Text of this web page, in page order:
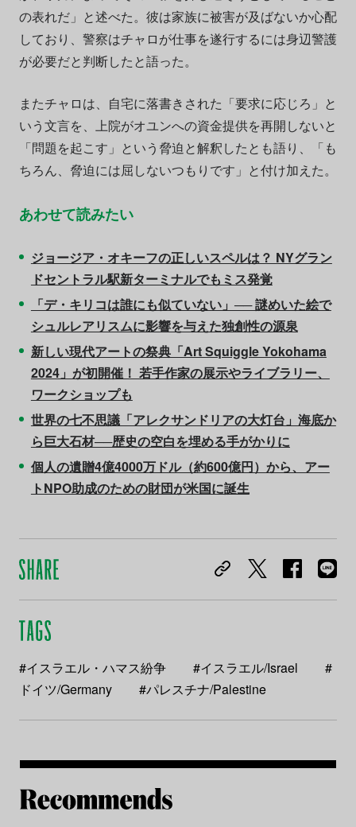
の表れだ」と述べた。彼は家族に被害が及ばないか心配
しており、警察はチャロが仕事を遂行するには身辺警護
が必要だと判断したと語った。
またチャロは、自宅に落書きされた「要求に応じろ」と
いう文言を、上院がオユンへの資金提供を再開しないと
「問題を起こす」という脅迫と解釈したとも語り、「も
ちろん、脅迫には屈しないつもりです」と付け加えた。
あわせて読みたい
ジョージア・オキーフの正しいスペルは？ NYグラン
ドセントラル駅新ターミナルでもミス発覚
「デ・キリコは誰にも似ていない」── 謎めいた絵で
シュルレアリスムに影響を与えた独創性の源泉
新しい現代アートの祭典「Art Squiggle Yokohama
2024」が初開催！ 若手作家の展示やライブラリー、
ワークショップも
世界の七不思議「アレクサンドリアの大灯台」海底か
ら巨大石材──歴史の空白を埋める手がかりに
個人の遺贈4億4000万ドル（約600億円）から、アー
トNPO助成のための財団が米国に誕生
#イスラエル・ハマス紛争 #イスラエル/Israel
#
ドイツ/Germany
#パレスチナ/Palestine